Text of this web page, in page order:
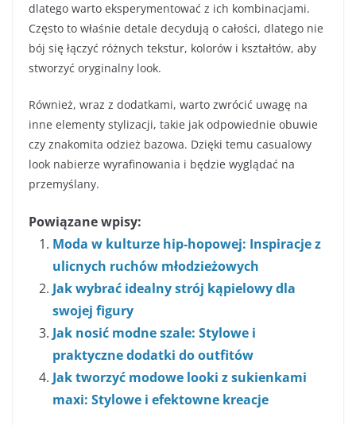
dlatego warto eksperymentować z ich kombinacjami.
Często to właśnie detale decydują o całości, dlatego nie
bój się łączyć różnych tekstur, kolorów i kształtów, aby
stworzyć oryginalny look.
Również, wraz z dodatkami, warto zwrócić uwagę na
inne elementy stylizacji, takie jak odpowiednie obuwie
czy znakomita odzież bazowa. Dzięki temu casualowy
look nabierze wyrafinowania i będzie wyglądać na
przemyślany.
Powiązane wpisy:
Moda w kulturze hip-hopowej: Inspiracje z
ulicnych ruchów młodzieżowych
Jak wybrać idealny strój kąpielowy dla
swojej figury
Jak nosić modne szale: Stylowe i
praktyczne dodatki do outfitów
Jak tworzyć modowe looki z sukienkami
maxi: Stylowe i efektowne kreacje